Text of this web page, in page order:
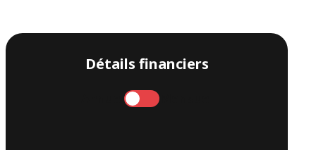
Détails financiers
Mensuel